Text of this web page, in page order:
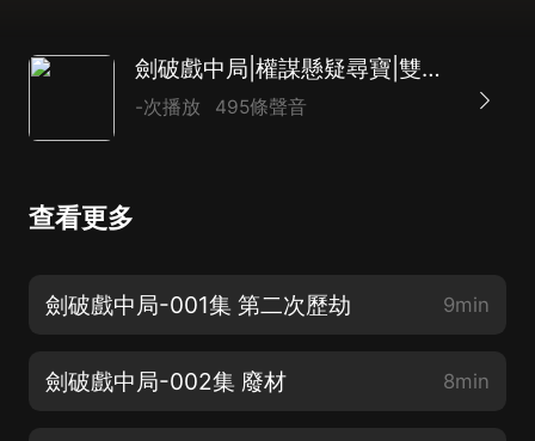
劍破戲中局|權謀懸疑尋寶|雙強復仇虐渣甜寵1V1
-次播放 495條聲音
查看更多
劍破戲中局-001集 第二次歷劫 9min
劍破戲中局-002集 廢材 8min